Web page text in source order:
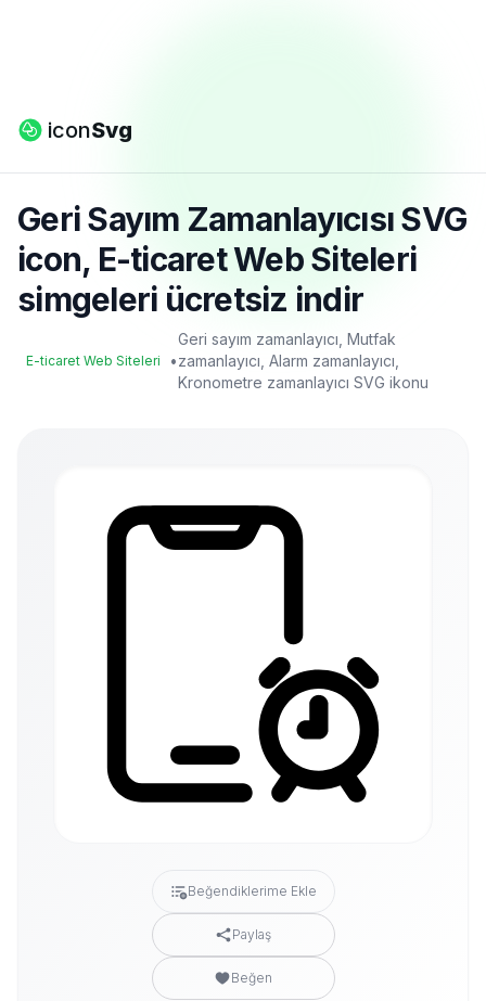
iconSvg
Geri Sayım Zamanlayıcısı SVG
icon, E-ticaret Web Siteleri
simgeleri ücretsiz indir
E-ticaret Web Siteleri •
Geri sayım zamanlayıcı, Mutfak
zamanlayıcı, Alarm zamanlayıcı,
Kronometre zamanlayıcı SVG ikonu
Beğendiklerime Ekle
Paylaş
Beğen